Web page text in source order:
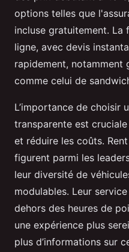
options telles que
incluse gratuitement. La
ligne, avec devis
rapidement, notamment
comme celui de
L’importance de choisir
transparente est
et réduire les coûts.
figurent parmi les
leur diversité de
modulables. Leur
dehors des heures de
une expérience plus
plus d’informations sur